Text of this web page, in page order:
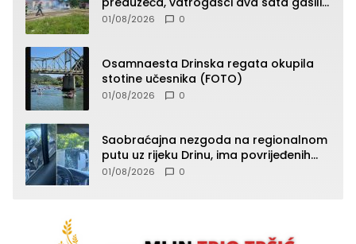
vatru (FOTO)
01/08/2026 0
Osamnaesta Drinska regata okupila
stotine učesnika (FOTO)
01/08/2026 0
Saobraćajna nezgoda na regionalnom
putu uz rijeku Drinu, ima povrijeđenih
lica (FOTO)
01/08/2026 0